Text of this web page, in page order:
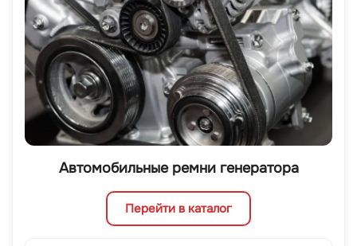
Автомобильные ремни генератора
Перейти в каталог